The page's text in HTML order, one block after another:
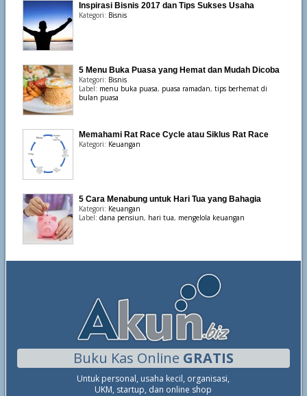
Inspirasi Bisnis 2017 dan Tips Sukses Usaha
Kategori: Bisnis
5 Menu Buka Puasa yang Hemat dan Mudah Dicoba
Kategori: Bisnis
Label: menu buka puasa, puasa ramadan, tips berhemat di
bulan puasa
Memahami Rat Race Cycle atau Siklus Rat Race
Kategori: Keuangan
5 Cara Menabung untuk Hari Tua yang Bahagia
Kategori: Keuangan
Label: dana pensiun, hari tua, mengelola keuangan
Buku Kas Online GRATIS
Untuk personal, usaha kecil, organisasi,
UKM, startup, dan online shop